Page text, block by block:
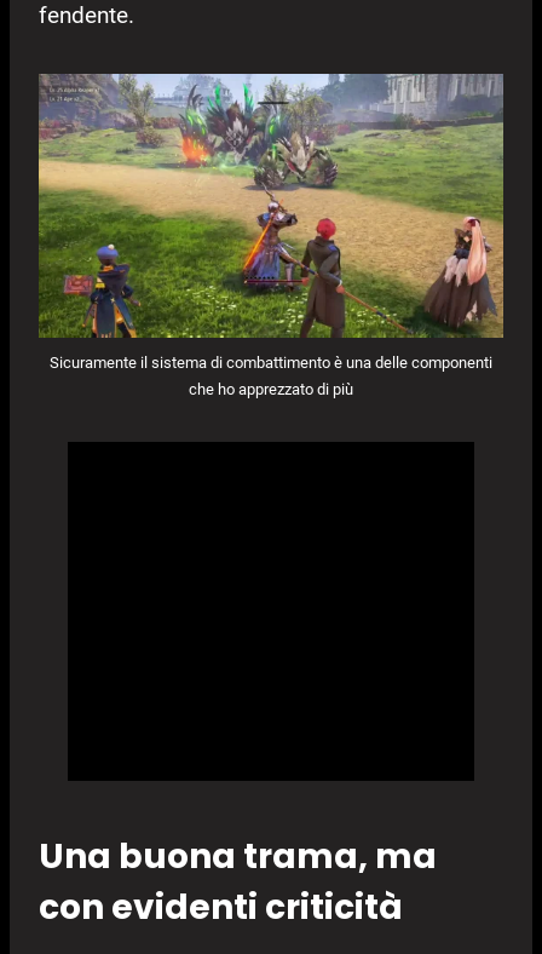
fendente.
Sicuramente il sistema di combattimento è una delle componenti
che ho apprezzato di più
Una buona trama, ma
con evidenti criticità